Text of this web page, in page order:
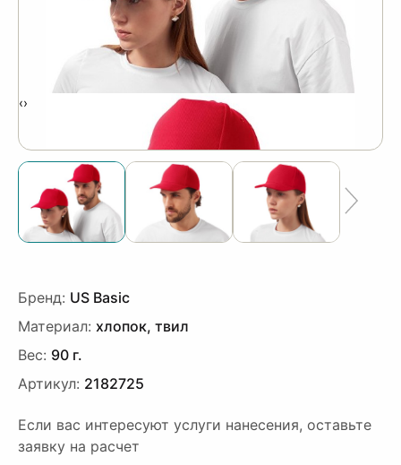
‹›
Бренд: US Basic
Материал: хлопок, твил
Вес: 90 г.
Артикул: 2182725
Если вас интересуют услуги нанесения, оставьте
заявку на расчет